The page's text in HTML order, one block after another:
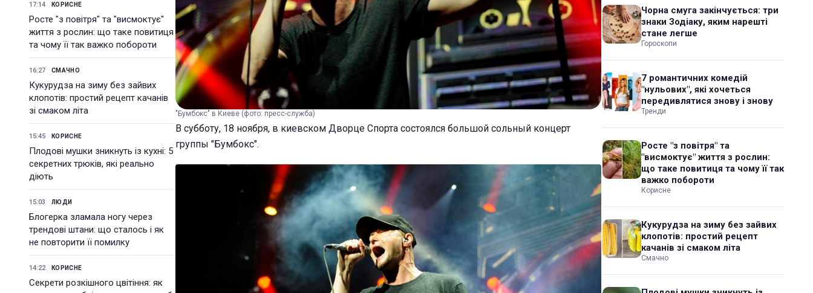
17:14 КОРИСНЕ
Росте "з повітря" та "висмоктує"
життя з рослин: що таке повитиця
та чому її так важко побороти
16:27 СМАЧНО
Кукурудза на зиму без зайвих
клопотів: простий рецепт качанів
зі смаком літа
15:45 КОРИСНЕ
Плодові мушки зникнуть із кухні: 5
секретних трюків, які реально
діють
15:03 ЛЮДИ
Блогерка зламала ногу через
трендові штани: що сталось і як
не повторити її помилку
14:22 КОРИСНЕ
Секрети розкішного цвітіння: як
"Бумбокс" в Киеве (фото: пресс-служба)
В субботу, 18 ноября, в киевском Дворце Спорта состоялся большой сольный концерт
группы "Бумбокс".
Чорна смуга закінчується: три
знаки Зодіаку, яким нарешті
стане легше
Гороскопи
7 романтичних комедій
"нульових", які хочеться
передивлятися знову і знову
Тренди
Росте "з повітря" та
"висмоктує" життя з рослин:
що таке повитиця та чому її так
важко побороти
Корисне
Кукурудза на зиму без зайвих
клопотів: простий рецепт
качанів зі смаком літа
Смачно